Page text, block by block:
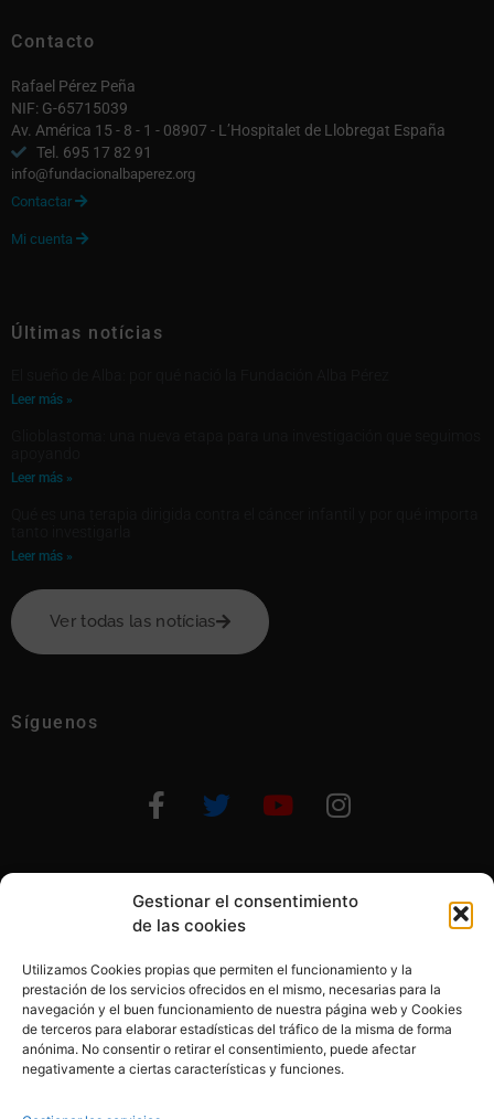
Gestionar el consentimiento
de las cookies
Utilizamos Cookies propias que permiten el funcionamiento y la
prestación de los servicios ofrecidos en el mismo, necesarias para la
navegación y el buen funcionamiento de nuestra página web y Cookies
de terceros para elaborar estadísticas del tráfico de la misma de forma
anónima. No consentir o retirar el consentimiento, puede afectar
negativamente a ciertas características y funciones.
Contacto
Rafael Pérez Peña
NIF: G-65715039
Av. América 15 - 8 - 1 - 08907 - L’Hospitalet de Llobregat España
Tel. 695 17 82 91
info@fundacionalbaperez.org
Contactar 
Mi cuenta 
Últimas notícias
Leer más »
Leer más »
Leer más »
Ver todas las notícias
Síguenos
Otras formas de ayudar
© 2020, Fundación Alba Pérez. All Rights Reserved